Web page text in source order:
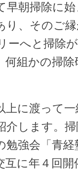
早朝掃除に
り、そのご
ーへと掃除
何組かの掃
上に渡って
介します。
勉強会「青
互に年４回